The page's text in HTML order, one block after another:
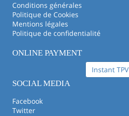
Conditions générales
Politique de Cookies
Mentions légales
Politique de confidentialité
ONLINE PAYMENT
Instant TPV
SOCIAL MEDIA
Facebook
Twitter